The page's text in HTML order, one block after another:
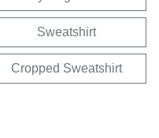
Sweatshirt
Cropped Sweatshirt